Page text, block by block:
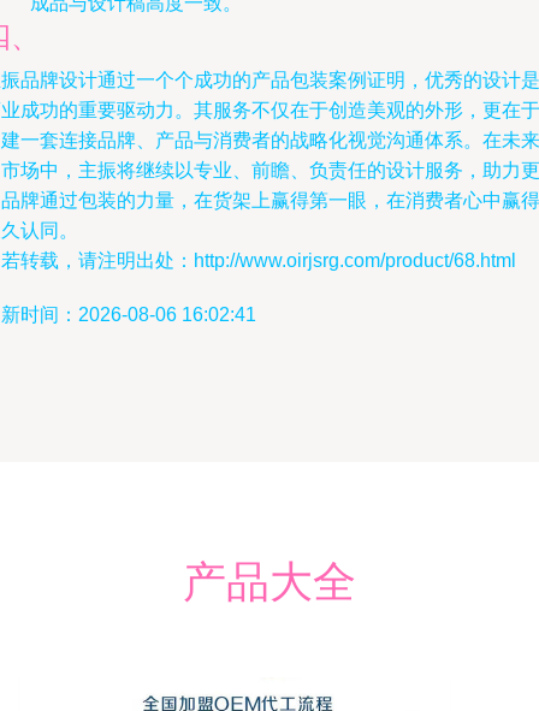
品牌设计通过一个个成功的产品包装案例证明，优秀的设计是
成功的重要驱动力。其服务不仅在于创造美观的外形，更在于
一套连接品牌、产品与消费者的战略化视觉沟通体系。在未来
场中，主振将继续以专业、前瞻、负责任的设计服务，助力更
牌通过包装的力量，在货架上赢得第一眼，在消费者心中赢得
认同。
转载，请注明出处：http://www.oirjsrg.com/product/68.html
时间：2026-08-06 16:02:41
产品大全